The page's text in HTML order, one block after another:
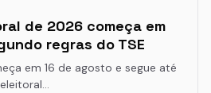
de 2026 começa em
regras do TSE
em 16 de agosto e segue até